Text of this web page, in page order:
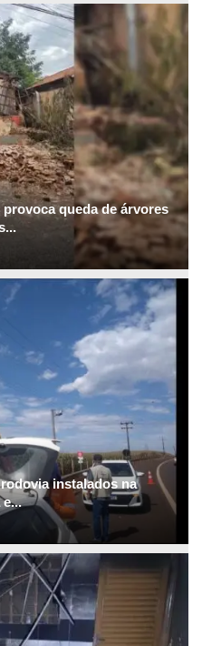
queda de árvores
instalados na